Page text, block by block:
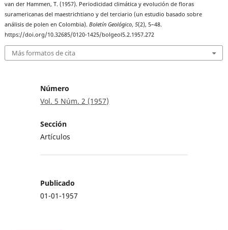
van der Hammen, T. (1957). Periodicidad climática y evolución de floras
suramericanas del maestrichtiano y del terciario (un estudio basado sobre
análisis de polen en Colombia).Boletín Geológico,5(2), 5–48.
https://doi.org/10.32685/0120-1425/bolgeol5.2.1957.272
Más formatos de cita
Número
Vol. 5 Núm. 2 (1957)
Sección
Artículos
Publicado
01-01-1957